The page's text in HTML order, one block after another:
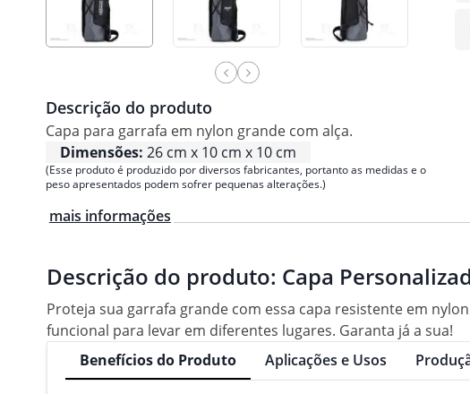
Descrição do produto
Capa para garrafa em nylon grande com alça.
Dimensões: 26 cm x 10 cm x 10 cm
(Esse produto é produzido por diversos fabricantes, portanto as medidas e o
peso apresentados podem sofrer pequenas alterações.)
mais informações
Descrição do produto: Capa
Proteja sua garrafa grande com essa capa resistente em
funcional para levar em diferentes lugares. Garanta já a sua!
Benefícios do Produto
Aplicações e Usos